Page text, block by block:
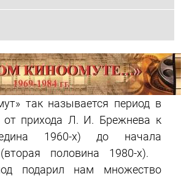
так называется период в
от прихода Л. И. Брежнева к
1960-х) до начала
(вторая половина 1980-х).
подарил нам множество